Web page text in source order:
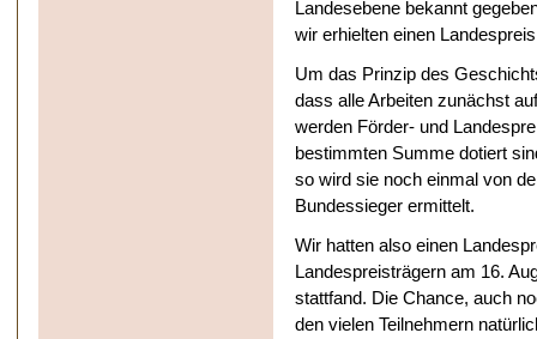
Landesebene bekannt
wir erhielten einen
Um das Prinzip des
dass alle Arbeiten zunächst
werden Förder- und
bestimmten Summe dotiert
so wird sie noch einmal von
Bundessieger ermittelt.
Wir hatten also einen
Landespreisträgern am 16.
stattfand. Die Chance, auch
den vielen Teilnehmern